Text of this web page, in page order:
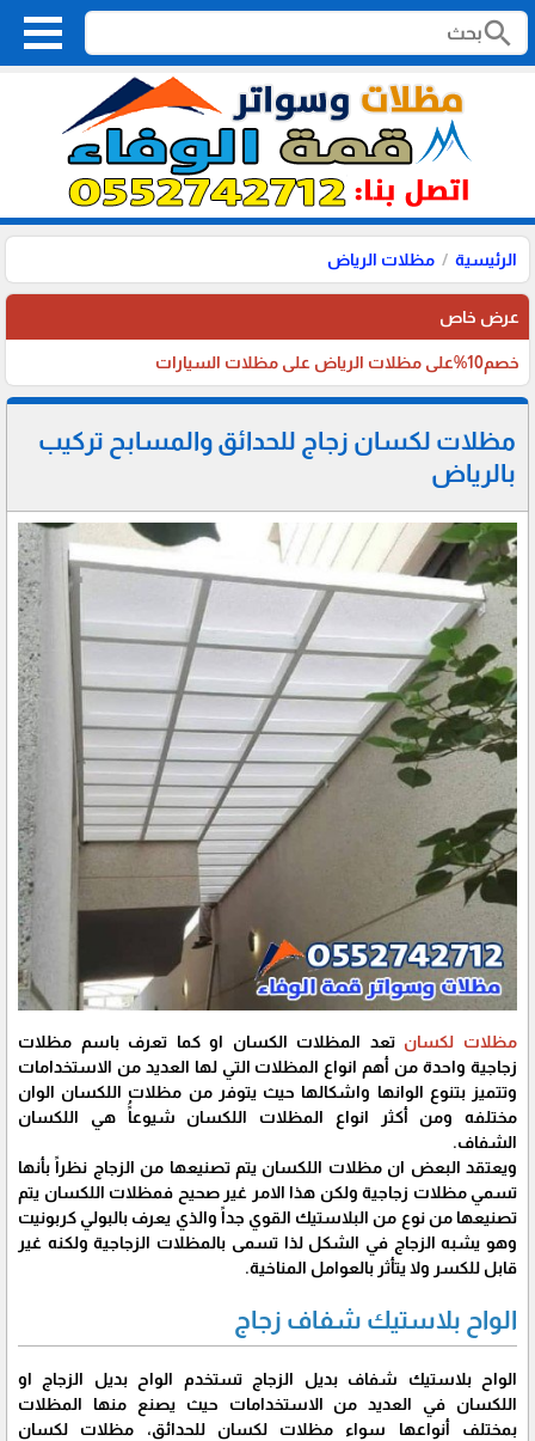
search
الرئيسية مظلات الرياض
عرض خاص
خصم10%على مظلات الرياض على مظلات السيارات
مظلات لكسان زجاج للحدائق والمسابح تركيب
بالرياض
مظلات لكسان تعد المظلات الكسان او كما تعرف باسم مظلات
زجاجية واحدة من أهم انواع المظلات التي لها العديد من الاستخدامات
وتتميز بتنوع الوانها واشكالها حيث يتوفر من مظلات اللكسان الوان
مختلفه ومن أكثر انواع المظلات اللكسان شيوعاًُ هي اللكسان
الشفاف.
ويعتقد البعض ان مظلات اللكسان يتم تصنيعها من الزجاج نظراً بأنها
تسمي مظلات زجاجية ولكن هذا الامر غير صحيح فمظلات اللكسان يتم
تصنيعها من نوع من البلاستيك القوي جداً والذي يعرف بالبولي كربونيت
وهو يشبه الزجاج في الشكل لذا تسمى بالمظلات الزجاجية ولكنه غير
قابل للكسر ولا يتأثر بالعوامل المناخية.
الواح بلاستيك شفاف زجاج
الواح بلاستيك شفاف بديل الزجاج تستخدم الواح بديل الزجاج او
اللكسان في العديد من الاستخدامات حيث يصنع منها المظلات
بمختلف أنواعها سواء مظلات لكسان للحدائق، مظلات لكسان